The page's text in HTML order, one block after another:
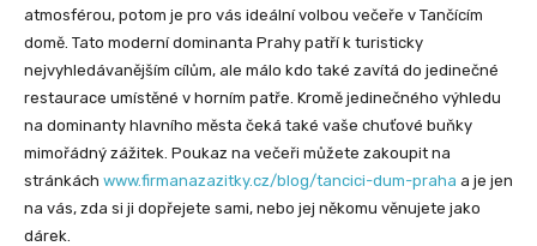
atmosférou, potom je pro vás ideální volbou večeře v Tančícím
domě. Tato moderní dominanta Prahy patří k turisticky
nejvyhledávanějším cílům, ale málo kdo také zavítá do jedinečné
restaurace umístěné v horním patře. Kromě jedinečného výhledu
na dominanty hlavního města čeká také vaše chuťové buňky
mimořádný zážitek. Poukaz na večeři můžete zakoupit na
stránkách www.firmanazazitky.cz/blog/tancici-dum-praha a je jen
na vás, zda si ji dopřejete sami, nebo jej někomu věnujete jako
dárek.